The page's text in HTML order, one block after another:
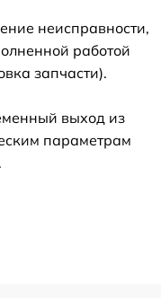
неисправности,
работой
запчасти).
выход из
параметрам